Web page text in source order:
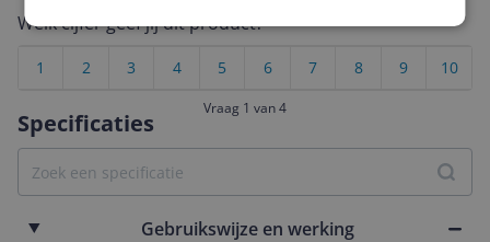
Specificaties
Gebruikswijze en werking
Welk cijfer geef jij dit product?
10
9
8
7
6
5
4
3
2
1
Vraag 1 van 4